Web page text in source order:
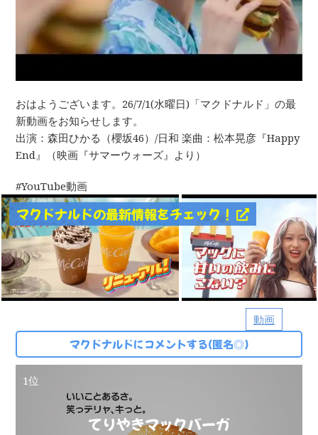
おはようございます。26/7/1(水曜日)「マクドナルド」の最
新動画をお知らせします。
出演：森田ひかる（櫻坂46）/日和 楽曲：松本晃彦『Happy
End』（映画『サマーウォーズ』より）
動画
YouTube動画
マクドナルドの最新情報をチェック！
マクドナルドにコメントする(匿名◎)
1位
てりやきマックバーガ